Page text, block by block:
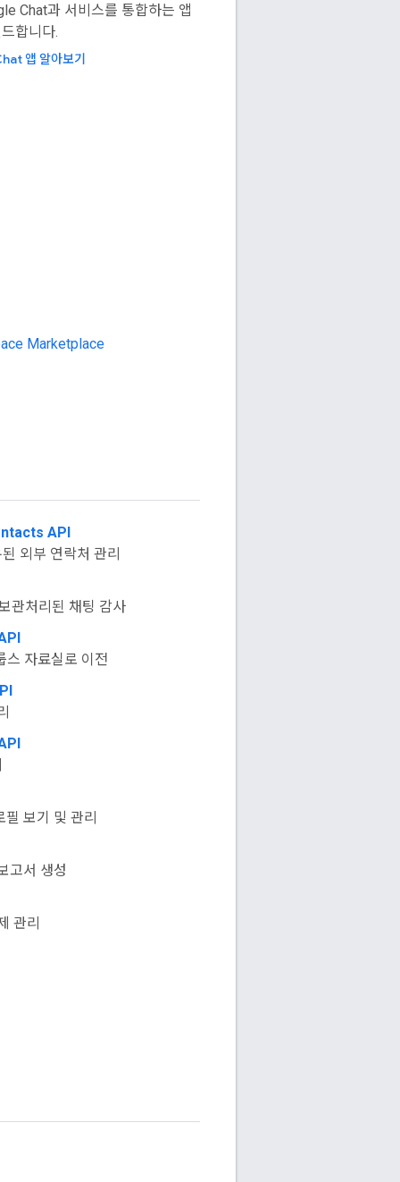
Chat과 서비스를 통합하는 앱
합니다.
앱 알아보기
Marketplace
API
외부 연락처 관리
관처리된 채팅 감사
스 자료실로 이전
보기 및 관리
고서 생성
관리